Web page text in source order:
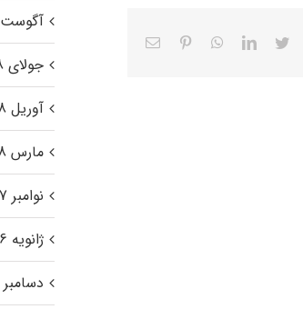
Facebook
Twitter
LinkedIn
WhatsApp
Pinterestایمیل
آگوست 2018
جولای 2018
آوریل 2018
مارس 2018
نوامبر 2017
ژانویه 2016
دسامبر 2015